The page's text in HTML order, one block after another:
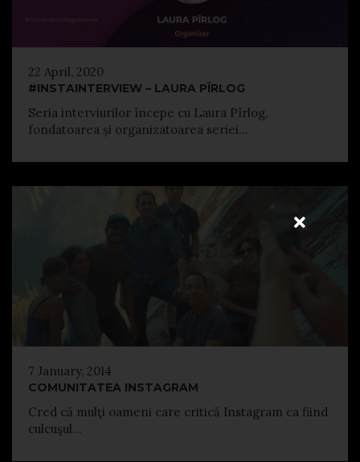
22 April, 2020
#INSTAINTERVIEW – LAURA PÎRLOG
Seria interviurilor începe cu Laura Pîrlog,
fondatoarea și organizatoarea seriei...
7 January, 2014
COMUNITATEA INSTAGRAM
Cred că mulţi oameni care critică Instagram ca fiind
culcuşul...